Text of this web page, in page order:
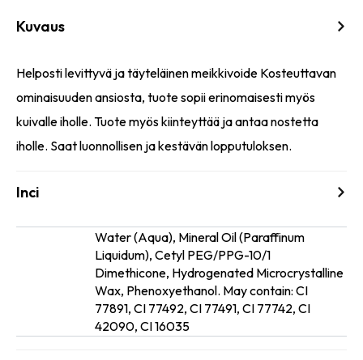
Kuvaus
Helposti levittyvä ja täyteläinen meikkivoide Kosteuttavan
ominaisuuden ansiosta, tuote sopii erinomaisesti myös
kuivalle iholle. Tuote myös kiinteyttää ja antaa nostetta
iholle. Saat luonnollisen ja kestävän lopputuloksen.
Inci
Water (Aqua), Mineral Oil (Paraffinum
Liquidum), Cetyl PEG/PPG-10/1
Dimethicone, Hydrogenated Microcrystalline
Wax, Phenoxyethanol. May contain: CI
77891, CI 77492, CI 77491, CI 77742, CI
42090, CI 16035